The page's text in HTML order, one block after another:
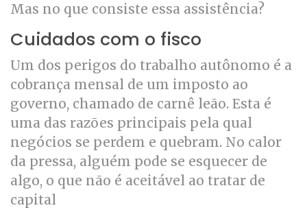
Mas no que consiste essa assistência?
Cuidados com o fisco
Um dos perigos do trabalho autônomo é a
cobrança mensal de um imposto ao
governo, chamado de carnê leão. Esta é
uma das razões principais pela qual
negócios se perdem e quebram. No calor
da pressa, alguém pode se esquecer de
algo, o que não é aceitável ao tratar de
capital